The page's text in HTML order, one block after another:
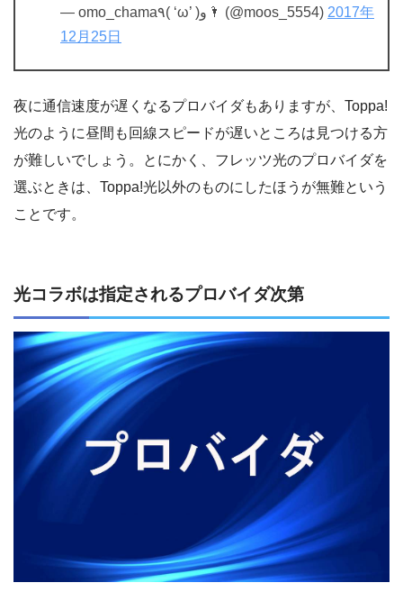
— omo_chama٩( ‘ω’ )و🌂 (@moos_5554) 2017年
12月25日
夜に通信速度が遅くなるプロバイダもありますが、Toppa!
光のように昼間も回線スピードが遅いところは見つける方
が難しいでしょう。とにかく、フレッツ光のプロバイダを
選ぶときは、Toppa!光以外のものにしたほうが無難という
ことです。
光コラボは指定されるプロバイダ次第